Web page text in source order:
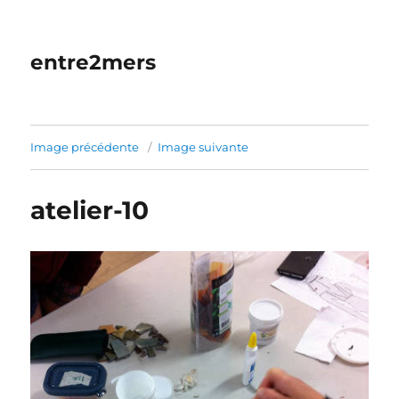
entre2mers
Image précédente Image suivante
atelier-10